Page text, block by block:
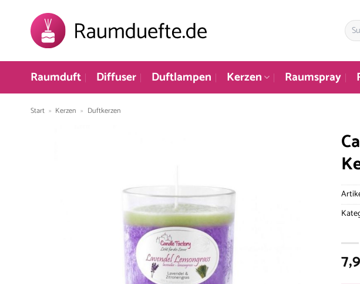
springen
nach:
Raumduft Diffuser Duftlampen Kerzen Raumspray
Start » Kerzen » Duftkerzen